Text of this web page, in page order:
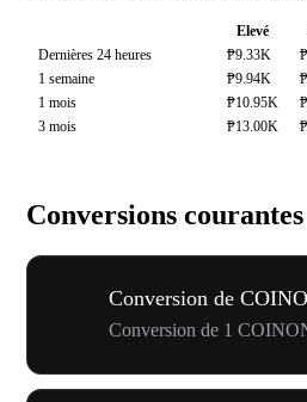
Elevé
Dernières 24 heures
₱9.33K
1 semaine
₱9.94K
1 mois
₱10.95K
3 mois
₱13.00K
Conversions courantes
Conversion de
Conversion de 1